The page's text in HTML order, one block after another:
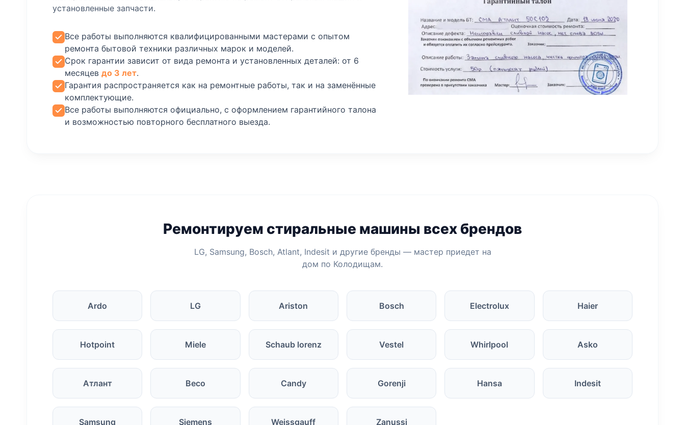
установленные запчасти.
Все работы выполняются квалифицированными мастерами с опытом
ремонта бытовой техники различных марок и моделей.
Срок гарантии зависит от вида ремонта и установленных деталей: от 6
месяцев до 3 лет.
Гарантия распространяется как на ремонтные работы, так и на заменённые
комплектующие.
Все работы выполняются официально, с оформлением гарантийного талона
и возможностью повторного бесплатного выезда.
Ремонтируем стиральные машины всех брендов
LG, Samsung, Bosch, Atlant, Indesit и другие бренды — мастер приедет на
дом по Колодищам.
Ardo LG Ariston Bosch Electrolux Haier
Hotpoint Miele Schaub lorenz Vestel Whirlpool Asko
Атлант Beco Candy Gorenji Hansa Indesit
Samsung Siemens Weissgauff Zanussi